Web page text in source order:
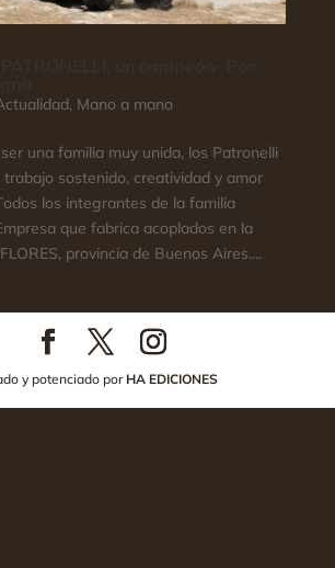
, Mano a mano
una familia muy unida, los Patronelli
trabajo sostenido, creatividad y amor
los integrantes de la familia
que fabrica acoplados en la
provincia de Buenos Aires....
y potenciado por HA EDICIONES